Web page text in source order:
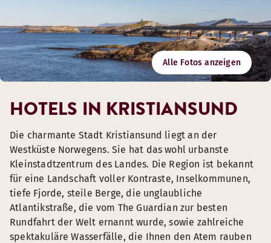
Alle Fotos anzeigen
HOTELS IN KRISTIANSUND
Die charmante Stadt Kristiansund liegt an der
Westküste Norwegens. Sie hat das wohl urbanste
Kleinstadtzentrum des Landes. Die Region ist bekannt
für eine Landschaft voller Kontraste, Inselkommunen,
tiefe Fjorde, steile Berge, die unglaubliche
Atlantikstraße, die vom The Guardian zur besten
Rundfahrt der Welt ernannt wurde, sowie zahlreiche
spektakuläre Wasserfälle, die Ihnen den Atem rauben